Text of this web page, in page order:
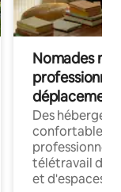
Nomades
déplacement
Des
confortables
professionnels
télétravail
et d'espaces